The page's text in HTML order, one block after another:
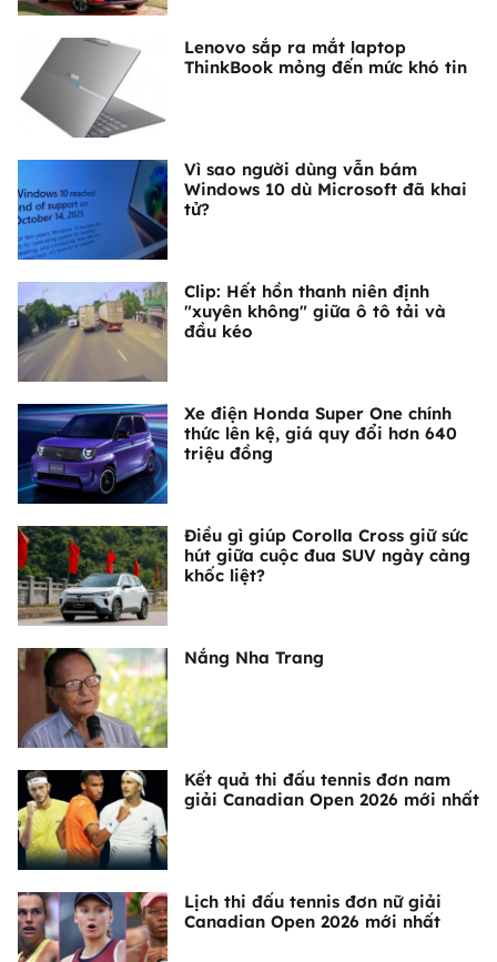
Lenovo sắp ra mắt laptop
ThinkBook mỏng đến mức khó tin
Vì sao người dùng vẫn bám
Windows 10 dù Microsoft đã khai
tử?
Clip: Hết hồn thanh niên định
"xuyên không" giữa ô tô tải và
đầu kéo
Xe điện Honda Super One chính
thức lên kệ, giá quy đổi hơn 640
triệu đồng
Điều gì giúp Corolla Cross giữ sức
hút giữa cuộc đua SUV ngày càng
khốc liệt?
Nắng Nha Trang
Kết quả thi đấu tennis đơn nam
giải Canadian Open 2026 mới nhất
Lịch thi đấu tennis đơn nữ giải
Canadian Open 2026 mới nhất